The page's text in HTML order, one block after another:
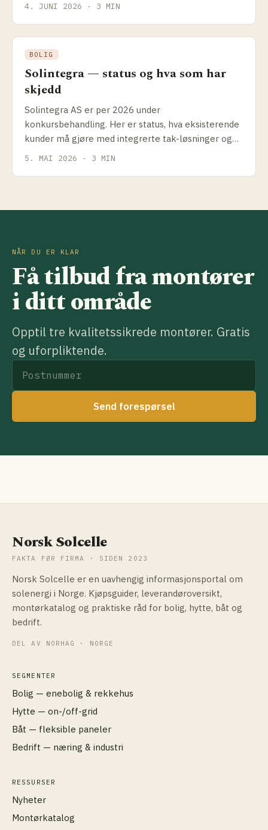
4. JUNI 2026 · 3 MIN
BOLIG
Solintegra — status og hva som har
skjedd
Solintegra AS er per 2026 under
konkursbehandling. Her er status, hva eksisterende
kunder må gjøre med integrerte tak-løsninger og
5. MAI 2026 · 3 MIN
NÅR DU ER KLAR
Få tilbud fra montører
i ditt område
Opptil tre kvalitetssikrede montører. Gratis
og uforpliktende.
Send forespørsel
Norsk Solcelle
FAKTA FØR FIRMA · SIDEN 2023
Norsk Solcelle er en uavhengig informasjonsportal om
solenergi i Norge. Kjøpsguider, leverandøroversikt,
montørkatalog og praktiske råd for bolig, hytte, båt og
bedrift.
DEL AV NORHAG · NORGE
SEGMENTER
Bolig — enebolig & rekkehus
Hytte — on-/off-grid
Båt — fleksible paneler
Bedrift — næring & industri
RESSURSER
Nyheter
Montørkatalog